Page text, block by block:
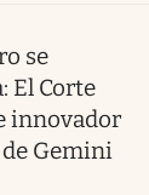
se
El Corte
innovador
Gemini